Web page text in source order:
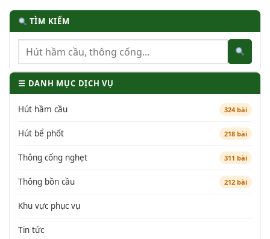
TÌM KIẾM
☰ DANH MỤC DỊCH VỤ
Hút hầm cầu 324 bài
Hút bể phốt 218 bài
Thông cống nghẹt 311 bài
Thông bồn cầu 212 bài
Khu vực phục vụ
Tin tức